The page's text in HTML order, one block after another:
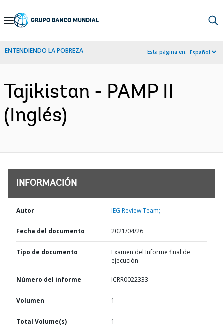
Skip
Navigation
ENTENDIENDO LA POBREZA Esta página en: Español
Tajikistan - PAMP II
(Inglés)
INFORMACIÓN
Autor IEG Review Team;
Fecha del documento 2021/04/26
Tipo de documento
Examen del Informe final de
ejecución
Número del informe ICRR0022333
Volumen 1
Total Volume(s) 1